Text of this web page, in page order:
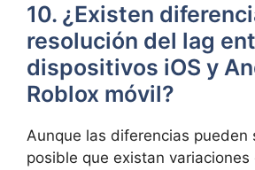
10.⁤ ¿Existen
resolución del lag
⁢dispositivos‍ iOS y
Roblox⁢ móvil?
Aunque​ las ⁢diferencias pueden
posible⁣ que existan variaciones